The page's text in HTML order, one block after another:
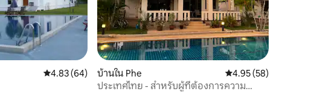
คะแนนเฉลี่ย 4.83 จาก 5, 64 รีวิว
4.83 (64)
บ้านใน Phe คะแนนเฉลี่ย 4.95 จาก
4.95 (58)
ประเทศไทย - สำหรับผู้ที่ต้องการความ